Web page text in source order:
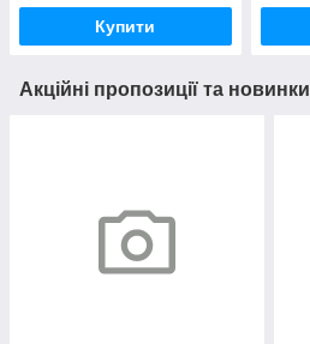
Купити
Акційні пропозиції та новинки